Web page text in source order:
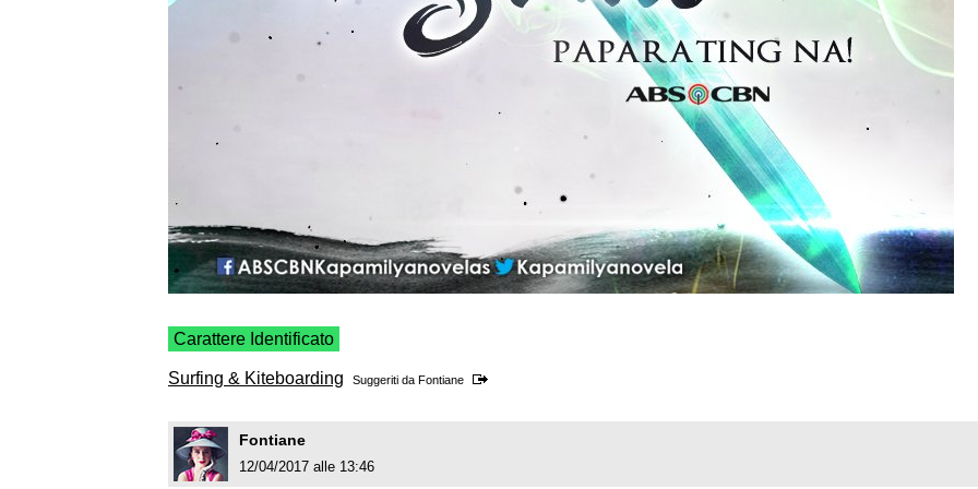
Carattere Identificato
Surfing & Kiteboarding Suggeriti da Fontiane
Fontiane
12/04/2017 alle 13:46